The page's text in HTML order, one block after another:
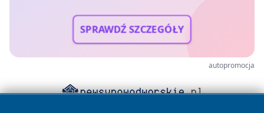
SPRAWDŹ SZCZEGÓŁY
autopromocja